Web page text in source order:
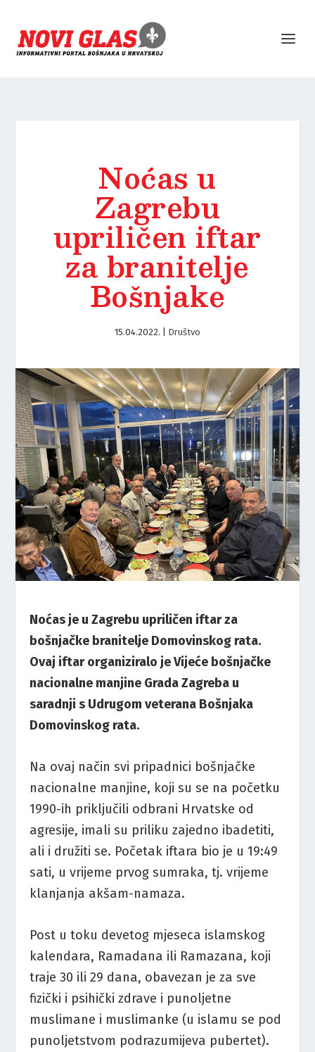
Noćas u
Zagrebu
upriličen iftar
za branitelje
Bošnjake
15.04.2022. Društvo
Noćas je u Zagrebu upriličen iftar za
bošnjačke branitelje Domovinskog rata.
Ovaj iftar organiziralo je Vijeće bošnjačke
nacionalne manjine Grada Zagreba u
saradnji s Udrugom veterana Bošnjaka
Domovinskog rata.
Na ovaj način svi pripadnici bošnjačke
nacionalne manjine, koji su se na početku
1990-ih priključili odbrani Hrvatske od
agresije, imali su priliku zajedno ibadetiti,
ali i družiti se. Početak iftara bio je u 19:49
sati, u vrijeme prvog sumraka, tj. vrijeme
klanjanja akšam-namaza.
Post u toku devetog mjeseca islamskog
kalendara, Ramadana ili Ramazana, koji
traje 30 ili 29 dana, obavezan je za sve
fizički i psihički zdrave i punoljetne
muslimane i muslimanke (u islamu se pod
punoljetstvom podrazumijeva pubertet).